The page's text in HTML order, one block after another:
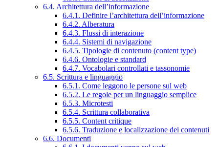
6.4. Architettura dell’informazione
6.4.1. Definire l’architettura dell’informazione
6.4.2. Alberatura
6.4.3. Flussi di interazione
6.4.4. Sistemi di navigazione
6.4.5. Tipologie di contenuto (content type)
6.4.6. Ontologie e standard
6.4.7. Vocabolari controllati e tassonomie
6.5. Scrittura e linguaggio
6.5.1. Come leggono le persone sul web
6.5.2. Le regole per un linguaggio semplice
6.5.3. Microtesti
6.5.4. Scrittura collaborativa
6.5.5. Content critique
6.5.6. Traduzione e localizzazione dei contenuti
6.6. Documenti